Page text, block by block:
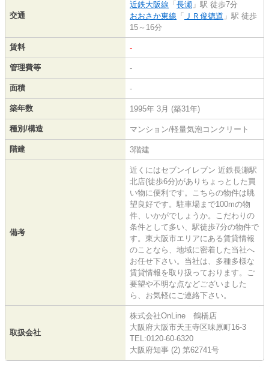
交通
近鉄大阪線 「 長瀬 」駅 徒歩7分
おおさか東線 「 ＪＲ俊徳道 」駅 徒歩
15～16分
賃料 -
管理費等 -
面積 -
築年数 1995年 3月 (築31年)
種別/構造 マンション/軽量気泡コンクリート
階建 3階建
備考
近くにはセブンイレブン 近鉄長瀬駅
北店(徒歩6分)がありちょっとした買
い物に便利です。こちらの物件は眺
望良好です。駐車場まで100mの物
件、いかがでしょうか。こだわりの
条件として多い、駅徒歩7分の物件で
す。東大阪市エリアにある賃貸情報
のことなら、地域に密着した当社へ
お任せ下さい。当社は、多種多様な
賃貸情報を取り扱っております。ご
要望や不明な点などございました
ら、お気軽にご連絡下さい。
取扱会社
株式会社OnLine 鶴橋店
大阪府大阪市天王寺区味原町16-3
TEL:0120-60-6320
大阪府知事 (2) 第62741号